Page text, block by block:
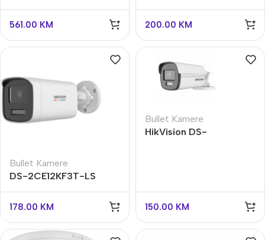
561.00 KM
M1
200.00 KM
Bullet Kamere
DS-2CE12KF3T-LS
HikVision
178.00 KM
Bullet Kamere
HikVision DS-
150.00 KM